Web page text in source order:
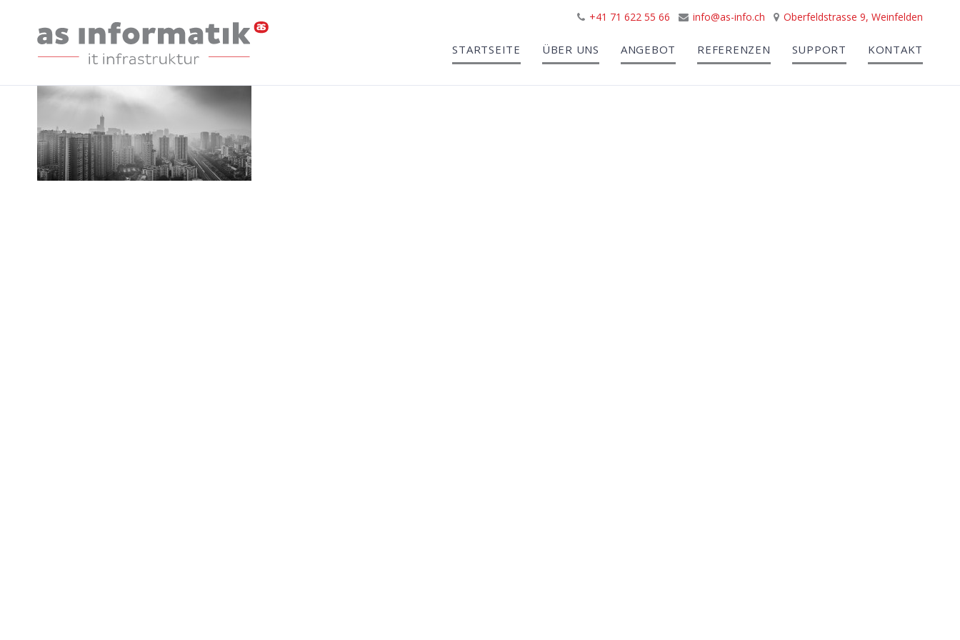
+41 71 622 55 66 info@as-info.ch Oberfeldstrasse 9, Weinfelden
STARTSEITE ÜBER UNS ANGEBOT REFERENZEN SUPPORT KONTAKT